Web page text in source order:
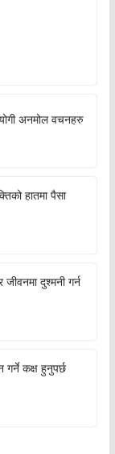
अनमोल वचनहरु
हातमा पैसा
दुश्मनी गर्न
कक्ष हुनुपर्छ